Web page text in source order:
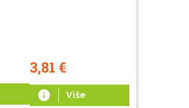
3,81€
info Više